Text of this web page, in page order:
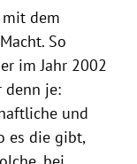
dem
So
im Jahr 2002
denn je:
und
es die gibt,